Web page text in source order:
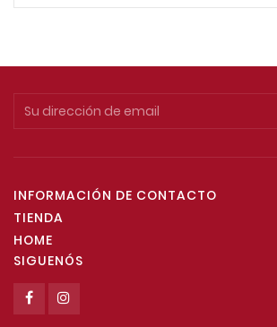
INFORMACIÓN DE CONTACTO
TIENDA
HOME
SIGUENÓS